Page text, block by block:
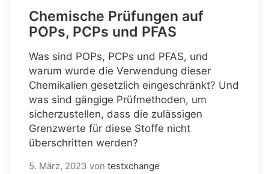
Chemische Prüfungen auf
POPs, PCPs und PFAS
Was sind POPs, PCPs und PFAS, und
warum wurde die Verwendung dieser
Chemikalien gesetzlich eingeschränkt? Und
was sind gängige Prüfmethoden, um
sicherzustellen, dass die zulässigen
Grenzwerte für diese Stoffe nicht
überschritten werden?
5. März, 2023 von testxchange